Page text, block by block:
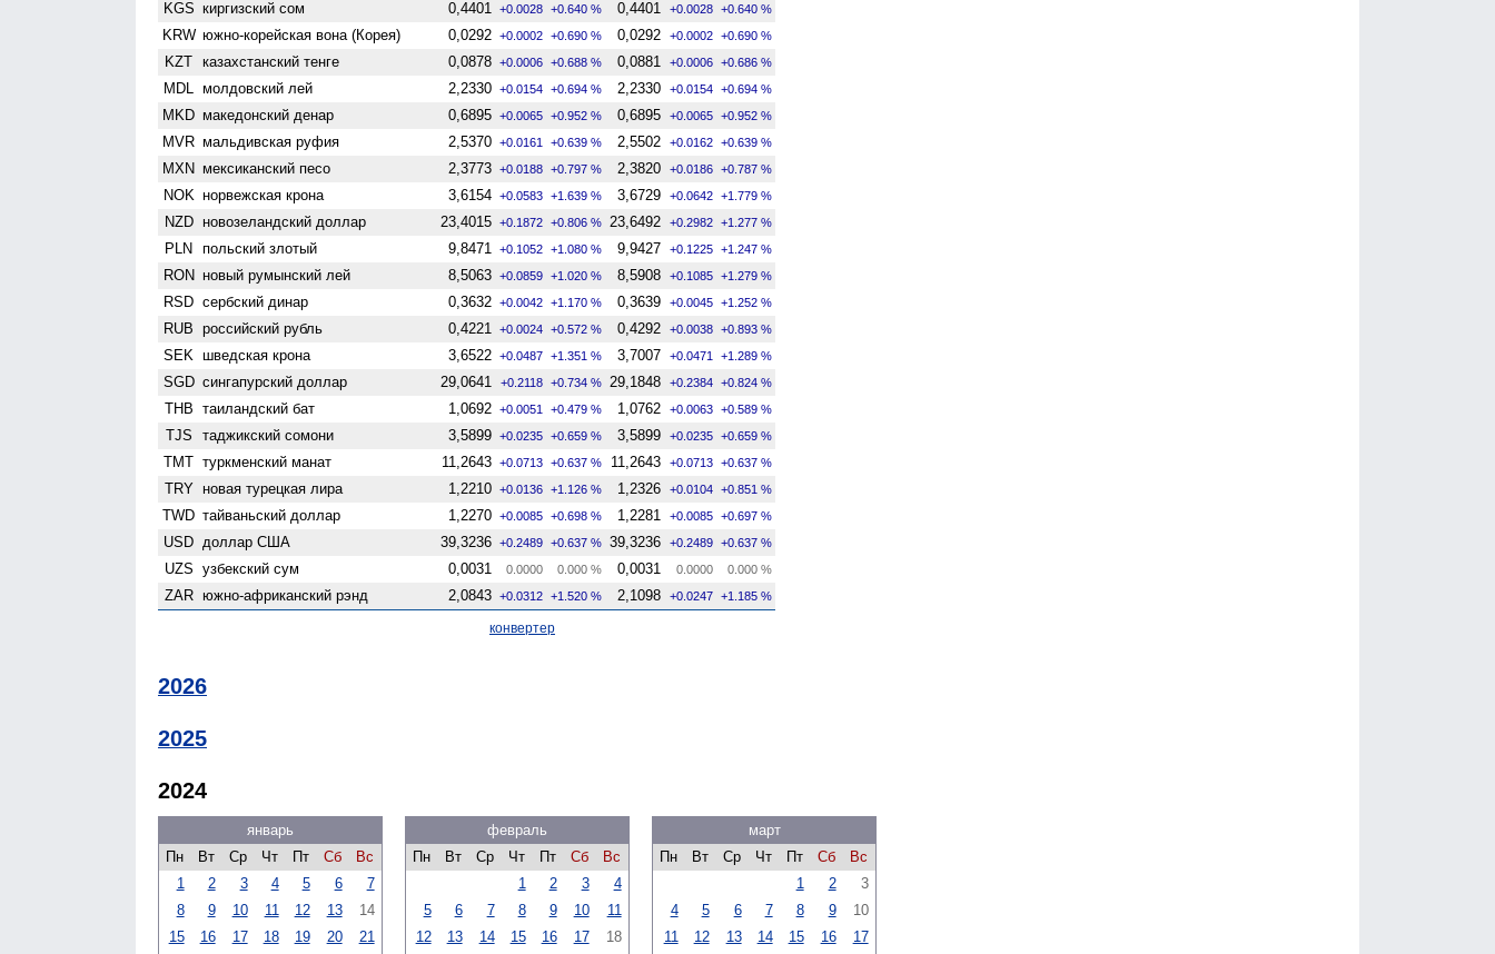
KGS киргизский сом 0,4401 +0.0028 +0.640 % 0,4401 +0.0028 +0.640 %
KRW южно-корейская вона (Корея) 0,0292 +0.0002 +0.690 % 0,0292 +0.0002 +0.690 %
KZT казахстанский тенге 0,0878 +0.0006 +0.688 % 0,0881 +0.0006 +0.686 %
MDL молдовский лей 2,2330 +0.0154 +0.694 % 2,2330 +0.0154 +0.694 %
MKD македонский денар 0,6895 +0.0065 +0.952 % 0,6895 +0.0065 +0.952 %
MVR мальдивская руфия 2,5370 +0.0161 +0.639 % 2,5502 +0.0162 +0.639 %
MXN мексиканский песо 2,3773 +0.0188 +0.797 % 2,3820 +0.0186 +0.787 %
NOK норвежская крона 3,6154 +0.0583 +1.639 % 3,6729 +0.0642 +1.779 %
NZD ново­зеландский доллар 23,4015 +0.1872 +0.806 % 23,6492 +0.2982 +1.277 %
PLN польский злотый 9,8471 +0.1052 +1.080 % 9,9427 +0.1225 +1.247 %
RON новый румынский лей 8,5063 +0.0859 +1.020 % 8,5908 +0.1085 +1.279 %
RSD сербский динар 0,3632 +0.0042 +1.170 % 0,3639 +0.0045 +1.252 %
RUB российский рубль 0,4221 +0.0024 +0.572 % 0,4292 +0.0038 +0.893 %
SEK шведская крона 3,6522 +0.0487 +1.351 % 3,7007 +0.0471 +1.289 %
SGD сингапурский доллар 29,0641 +0.2118 +0.734 % 29,1848 +0.2384 +0.824 %
THB таиландский бат 1,0692 +0.0051 +0.479 % 1,0762 +0.0063 +0.589 %
TJS таджикский сомони 3,5899 +0.0235 +0.659 % 3,5899 +0.0235 +0.659 %
TMT туркменский манат 11,2643 +0.0713 +0.637 % 11,2643 +0.0713 +0.637 %
TRY новая турецкая лира 1,2210 +0.0136 +1.126 % 1,2326 +0.0104 +0.851 %
TWD тайваньский доллар 1,2270 +0.0085 +0.698 % 1,2281 +0.0085 +0.697 %
USD доллар США 39,3236 +0.2489 +0.637 % 39,3236 +0.2489 +0.637 %
UZS узбекский сум 0,0031 0.0000 0.000 % 0,0031 0.0000 0.000 %
ZAR южно-африканский рэнд 2,0843 +0.0312 +1.520 % 2,1098 +0.0247 +1.185 %
конвертер
2026
2025
2024
январь
Пн
Вт Ср Чт Пт Сб
Вс
1
2 3 4 5 6
7
8
9 10 11 12 13
14
15
16 17 18 19 20
21
февраль
Пн
Вт Ср Чт Пт Сб
Вс
1
2 3
4
5
6 7 8 9 10
11
12
13 14 15 16 17
18
март
Пн
Вт Ср Чт Пт Сб
Вс
1
2
3
4
5 6 7 8 9
10
11
12 13 14 15 16
17